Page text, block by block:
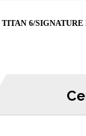
6/SIGNATURE